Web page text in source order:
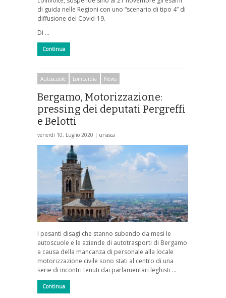
di guida nelle Regioni con uno “scenario di tipo 4” di
diffusione del Covid-19.
Di …
Continua
Autoscuole Lombardia News
Bergamo, Motorizzazione:
pressing dei deputati Pergreffi
e Belotti
venerdì 10, Luglio 2020 | unasca
I pesanti disagi che stanno subendo da mesi le
autoscuole e le aziende di autotrasporti di Bergamo
a causa della mancanza di personale alla locale
motorizzazione civile sono stati al centro di una
serie di incontri tenuti dai parlamentari leghisti …
Continua